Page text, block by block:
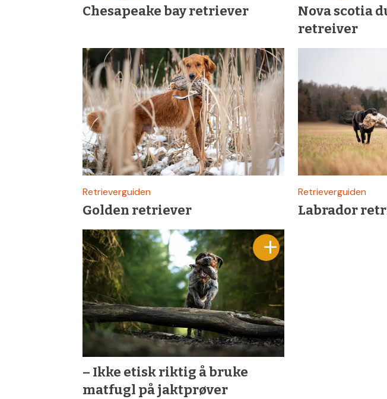
Chesapeake bay retriever
Nova scotia
retreiver
Retrieverguiden
Golden retriever
Retrieverguiden
Labrador
– Ikke etisk riktig å bruke
matfugl på jaktprøver